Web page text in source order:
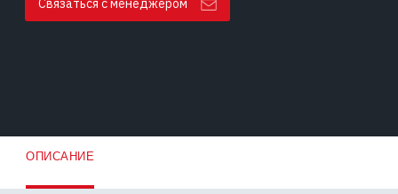
Связаться с менеджером
ОПИСАНИЕ